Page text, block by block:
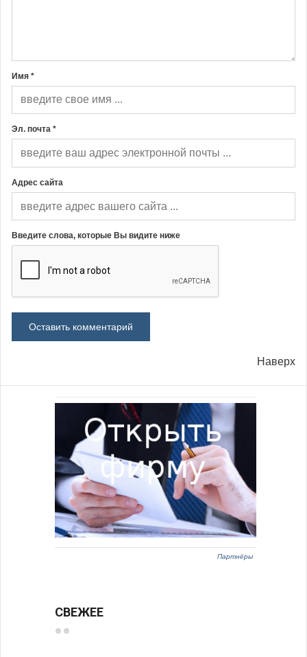
Имя *
Эл. почта *
Адрес сайта
Введите слова, которые Вы видите ниже
Наверх
Партнёры
СВЕЖЕЕ